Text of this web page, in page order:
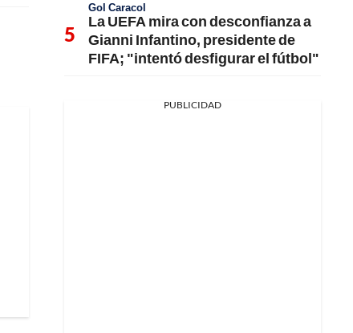
Gol Caracol
La UEFA mira con desconfianza a
Gianni Infantino, presidente de
FIFA; "intentó desfigurar el fútbol"
PUBLICIDAD